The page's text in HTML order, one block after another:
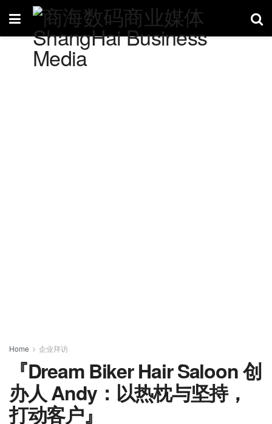
Home 企业拜访
『Dream Biker Hair Saloon 创
办人 Andy：以热枕与坚持，
打动客户』